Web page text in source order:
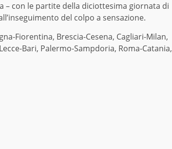
– con le partite della diciottesima giornata di
del colpo a sensazione.
Fiorentina, Brescia-Cesena, Cagliari-Milan,
Bari, Palermo-Sampdoria, Roma-Catania,